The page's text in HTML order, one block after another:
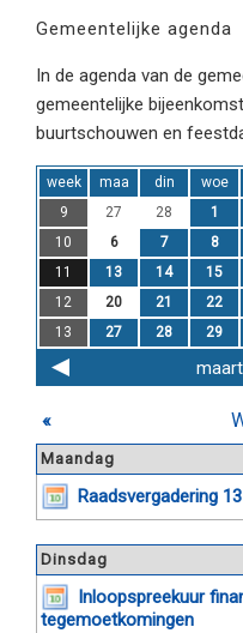
Gemeentelijke agenda
In de agenda van de
gemeentelijke
buurtschouwen en
week maa din woe
9
27 28 1
10
6 7 8
11
13 14 15
12
20 21 22
13
27 28 29
«
Maandag
Raadsvergadering
Dinsdag
Inloopspreekuur
tegemoetkomingen